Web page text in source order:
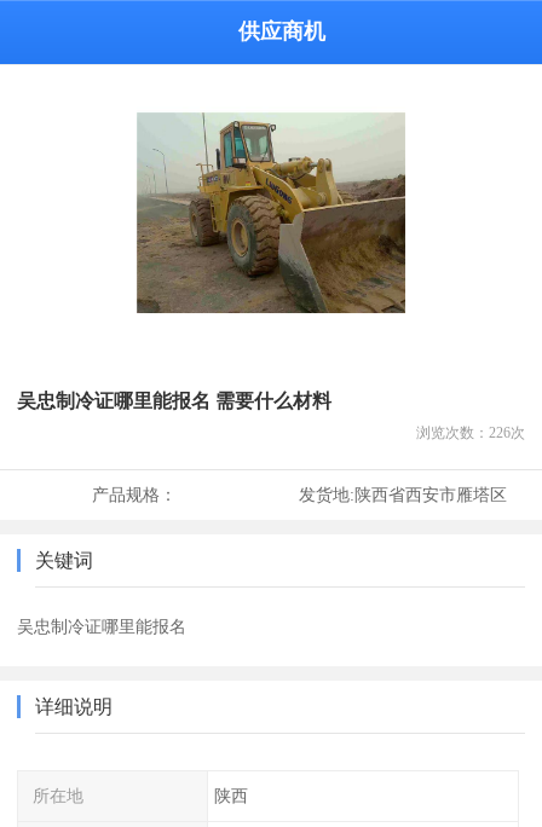
供应商机
吴忠制冷证哪里能报名 需要什么材料
浏览次数： 226次
产品规格： 发货地:陕西省西安市雁塔区
关键词
吴忠制冷证哪里能报名
详细说明
所在地 陕西